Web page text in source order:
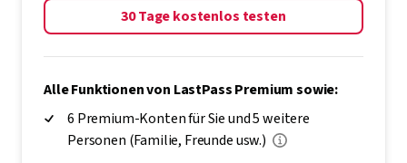
30 Tage kostenlos testen
Alle Funktionen von LastPass Premium sowie:
6 Premium-Konten für Sie und 5 weitere
Personen (Familie, Freunde usw.)